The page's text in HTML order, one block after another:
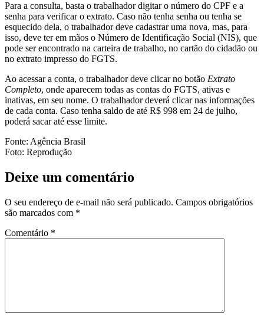
Para a consulta, basta o trabalhador digitar o número do CPF e a
senha para verificar o extrato. Caso não tenha senha ou tenha se
esquecido dela, o trabalhador deve cadastrar uma nova, mas, para
isso, deve ter em mãos o Número de Identificação Social (NIS), que
pode ser encontrado na carteira de trabalho, no cartão do cidadão ou
no extrato impresso do FGTS.
Ao acessar a conta, o trabalhador deve clicar no botão Extrato
Completo, onde aparecem todas as contas do FGTS, ativas e
inativas, em seu nome. O trabalhador deverá clicar nas informações
de cada conta. Caso tenha saldo de até R$ 998 em 24 de julho,
poderá sacar até esse limite.
Fonte: Agência Brasil
Foto: Reprodução
Deixe um comentário
O seu endereço de e-mail não será publicado. Campos obrigatórios
são marcados com *
Comentário *